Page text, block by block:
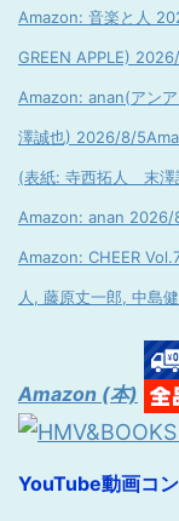
Amazon: 音楽と人
GREEN APPLE)
Amazon: anan(アン
澤誠也) 2026/8/5
(表紙: 寺西拓人 末
Amazon: anan
Amazon: CHEER
人, 藤原丈一郎, 中
Amazon (本)
YouTube動画コ